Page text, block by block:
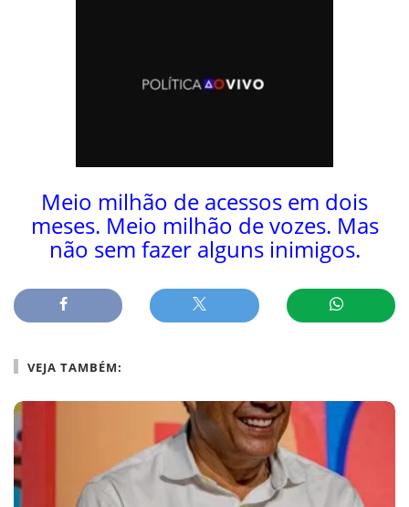
Meio milhão de acessos em dois
meses. Meio milhão de vozes. Mas
não sem fazer alguns inimigos.
VEJA TAMBÉM: